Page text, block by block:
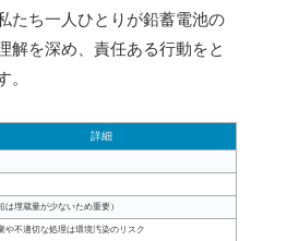
たち一人ひとりが鉛蓄電池の
解を深め、責任ある行動をと
。
詳細
は埋蔵量が少ないため重要）
や不適切な処理は環境汚染のリスク